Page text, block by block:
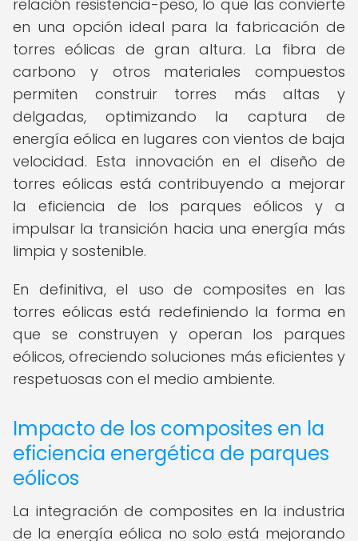
relación resistencia-peso, lo que las convierte
en una opción ideal para la fabricación de
torres eólicas de gran altura. La fibra de
carbono y otros materiales compuestos
permiten construir torres más altas y
delgadas, optimizando la captura de
energía eólica en lugares con vientos de baja
velocidad. Esta innovación en el diseño de
torres eólicas está contribuyendo a mejorar
la eficiencia de los parques eólicos y a
impulsar la transición hacia una energía más
limpia y sostenible.
En definitiva, el uso de composites en las
torres eólicas está redefiniendo la forma en
que se construyen y operan los parques
eólicos, ofreciendo soluciones más eficientes y
respetuosas con el medio ambiente.
Impacto de los composites en la
eficiencia energética de parques
eólicos
La integración de composites en la industria
de la energía eólica no solo está mejorando